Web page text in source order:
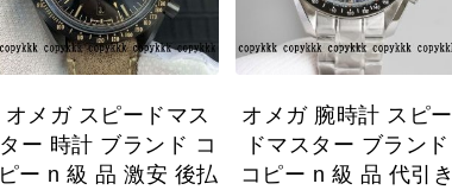
オメガ スピードマス
ター 時計 ブランド コ
ピー n 級 品 激安 後払
オメガ 腕時計 スピー
ドマスター ブランド
コピー n 級 品 代引き